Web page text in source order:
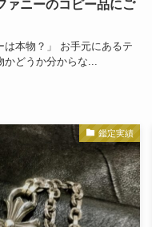
ァニーのコピー品にご
は本物？」 お手元にあるテ
かどうか分からな...
鑑定実績